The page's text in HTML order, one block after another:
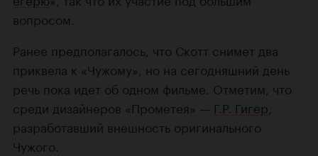
вопросом.
Ранее предполагалось, что Скотт снимет два
приквела к «Чужому», но на сегодняшний день
речь пока идет об одном фильме. Отметим, что
среди дизайнеров «Прометея» — Г.Р. Гигер
разработавший внешность оригинального
Чужого.